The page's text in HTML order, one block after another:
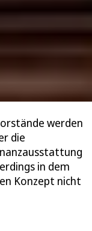
werden
die
in dem
Konzept nicht